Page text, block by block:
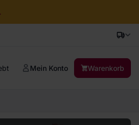
Mein Konto Warenkorb